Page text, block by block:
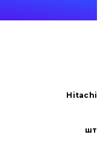
Hitachi
шт